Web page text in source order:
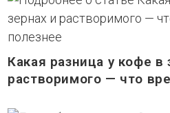
Какая разница у кофе в
растворимого — что